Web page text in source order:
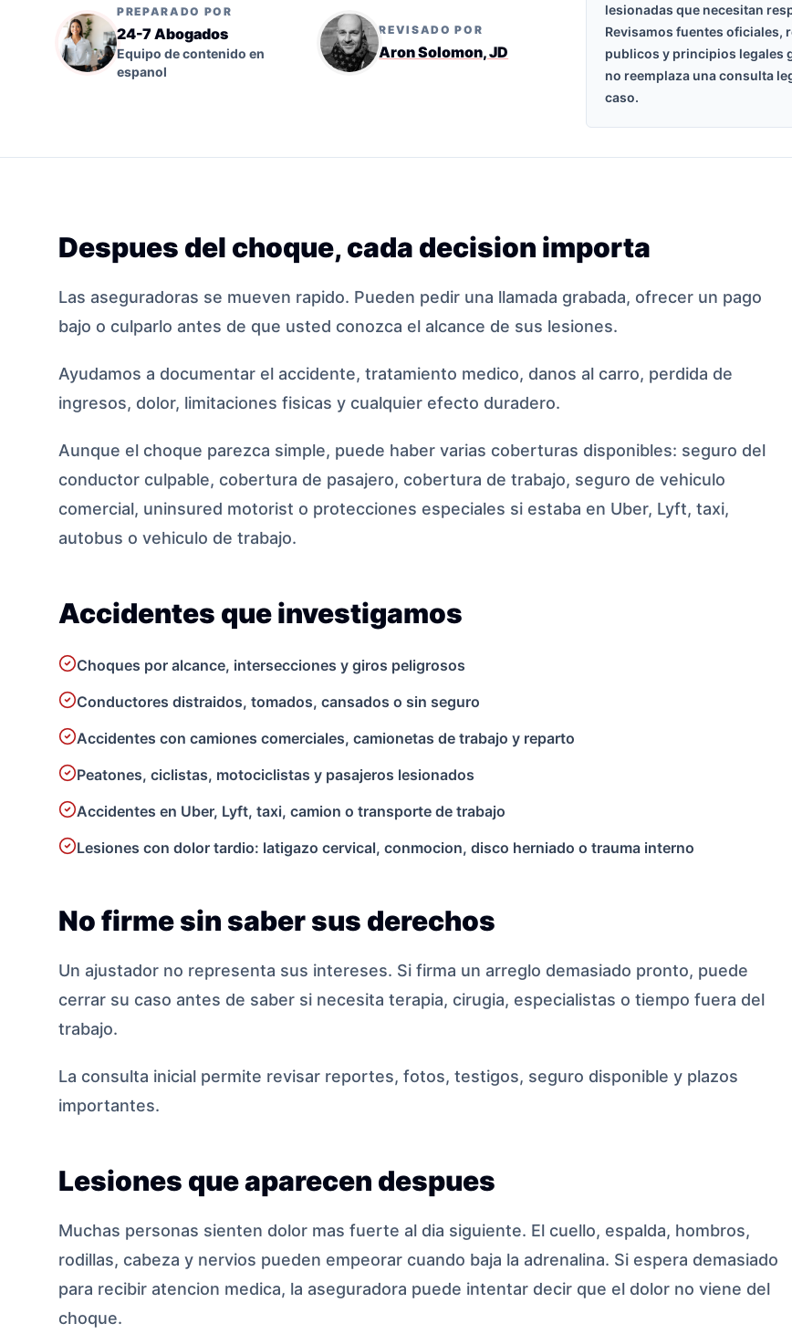
PREPARADO POR
24-7 Abogados
Equipo de contenido en
espanol
REVISADO POR
Aron Solomon, JD
lesionadas que necesitan
Revisamos fuentes oficiales,
publicos y principios legales
no reemplaza una consulta
caso.
Despues del choque, cada decision importa
Las aseguradoras se mueven rapido. Pueden pedir una llamada grabada, ofrecer un pago
bajo o culparlo antes de que usted conozca el alcance de sus lesiones.
Ayudamos a documentar el accidente, tratamiento medico, danos al carro, perdida de
ingresos, dolor, limitaciones fisicas y cualquier efecto duradero.
Aunque el choque parezca simple, puede haber varias coberturas disponibles: seguro del
conductor culpable, cobertura de pasajero, cobertura de trabajo, seguro de vehiculo
comercial, uninsured motorist o protecciones especiales si estaba en Uber, Lyft, taxi,
autobus o vehiculo de trabajo.
Accidentes que investigamos
Choques por alcance, intersecciones y giros peligrosos
Conductores distraidos, tomados, cansados o sin seguro
Accidentes con camiones comerciales, camionetas de trabajo y reparto
Peatones, ciclistas, motociclistas y pasajeros lesionados
Accidentes en Uber, Lyft, taxi, camion o transporte de trabajo
Lesiones con dolor tardio: latigazo cervical, conmocion, disco herniado o trauma interno
No firme sin saber sus derechos
Un ajustador no representa sus intereses. Si firma un arreglo demasiado pronto, puede
cerrar su caso antes de saber si necesita terapia, cirugia, especialistas o tiempo fuera del
trabajo.
La consulta inicial permite revisar reportes, fotos, testigos, seguro disponible y plazos
importantes.
Lesiones que aparecen despues
Muchas personas sienten dolor mas fuerte al dia siguiente. El cuello, espalda, hombros,
rodillas, cabeza y nervios pueden empeorar cuando baja la adrenalina. Si espera demasiado
para recibir atencion medica, la aseguradora puede intentar decir que el dolor no viene del
choque.